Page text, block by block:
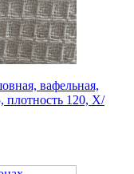
вафельная,
плотность 120, Х/